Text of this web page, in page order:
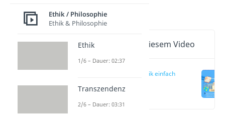
Metaphysik
Wichtige Inhalte in diesem Video
Metaphysik einfach
(00:12)
Ethik / Philosophie
Ethik & Philosophie
Ethik
1/6 – Dauer: 02:37
Transzendenz
2/6 – Dauer: 03:31